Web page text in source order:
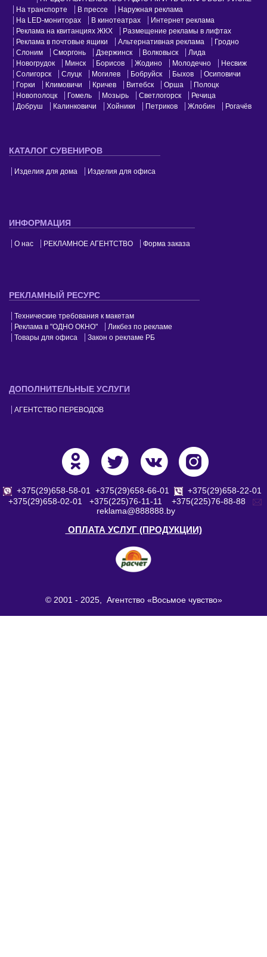
На транспорте
В прессе
Наружная реклама
На LED-мониторах
В кинотеатрах
Интернет реклама
Реклама на квитанциях ЖКХ
Размещение рекламы в лифтах
Реклама в почтовые ящики
Альтернативная реклама
Гродно
Слоним
Сморгонь Дзержинск Волковыск
Лида
Новогрудок
Минск Борисов Жодино Молодечно
Несвиж
Солигорск
Слуцк Могилев Бобруйск Быхов
Осиповичи
Горки
Климовичи Кричев Витебск Орша
Полоцк
Новополоцк
Гомель Мозырь Светлогорск
Речица
Добруш
Калинковичи Хойники Петриков Жлобин Рогачёв
КАТАЛОГ СУВЕНИРОВ
Изделия для дома Изделия для офиса
ИНФОРМАЦИЯ
О нас РЕКЛАМНОЕ АГЕНТСТВО Форма заказа
РЕКЛАМНЫЙ РЕСУРС
Технические требования к макетам
Реклама в "ОДНО ОКНО"
Ликбез по рекламе
Товары для офиса
Закон о рекламе РБ
ДОПОЛНИТЕЛЬНЫЕ УСЛУГИ
АГЕНТСТВО ПЕРЕВОДОВ
+375(29)658-58-01 +375(29)658-66-01
+375(29)658-22-01
+375(29)658-02-01
+375(225)76-11-11
+375(225)76-88-88
reklama@888888.by
ОПЛАТА УСЛУГ (ПРОДУКЦИИ)
© 2001 - 2025, Агентство «Восьмое чувство»